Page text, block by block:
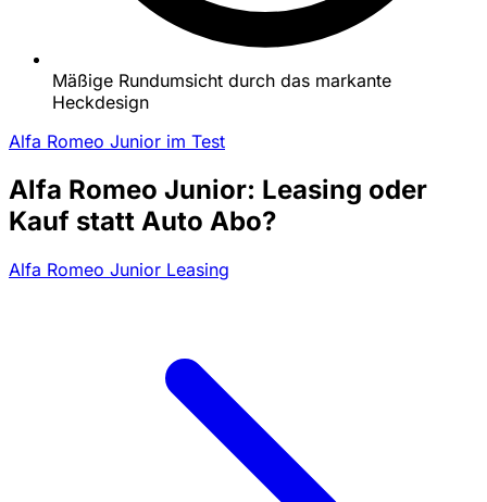
Mäßige Rundumsicht durch das markante
Heckdesign
Alfa Romeo Junior im Test
Alfa Romeo Junior: Leasing oder
Kauf statt Auto Abo?
Alfa Romeo Junior Leasing